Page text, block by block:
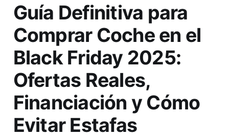
Guía Definitiva para
Comprar Coche en el
Black Friday 2025:
Ofertas Reales,
Financiación y Cómo
Evitar Estafas